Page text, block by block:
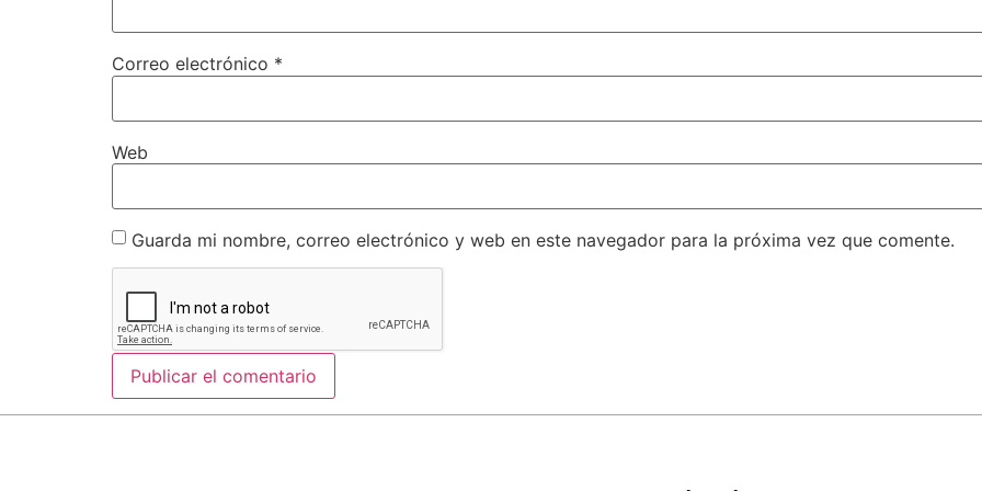
Correo electrónico *
Web
Guarda mi nombre, correo electrónico y web en este navegador para la próxima vez que comente.